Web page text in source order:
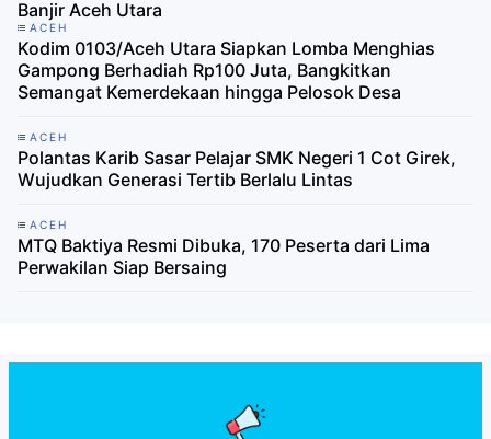
Banjir Aceh Utara
ACEH
Kodim 0103/Aceh Utara Siapkan Lomba Menghias
Gampong Berhadiah Rp100 Juta, Bangkitkan
Semangat Kemerdekaan hingga Pelosok Desa
ACEH
Polantas Karib Sasar Pelajar SMK Negeri 1 Cot Girek,
Wujudkan Generasi Tertib Berlalu Lintas
ACEH
MTQ Baktiya Resmi Dibuka, 170 Peserta dari Lima
Perwakilan Siap Bersaing